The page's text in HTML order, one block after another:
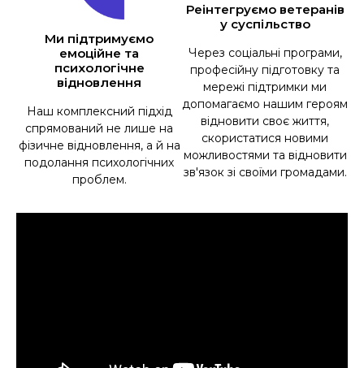
Ми підтримуємо
емоційне та
психологічне
відновлення
Наш комплексний підхід
спрямований не лише на
фізичне відновлення, а й на
подолання психологічних
проблем.
Реінтегруємо ветеранів
у суспільство
Через соціальні програми,
професійну підготовку та
мережі підтримки ми
допомагаємо нашим героям
відновити своє життя,
скористатися новими
можливостями та відновити
зв'язок зі своїми громадами.